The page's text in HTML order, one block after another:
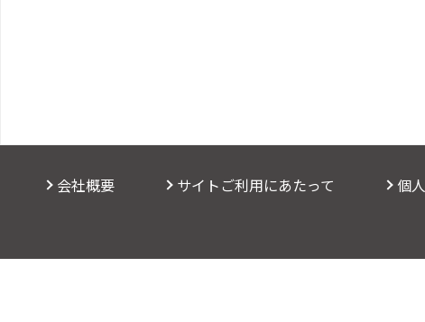
会社概要 サイトご利用にあたって 個